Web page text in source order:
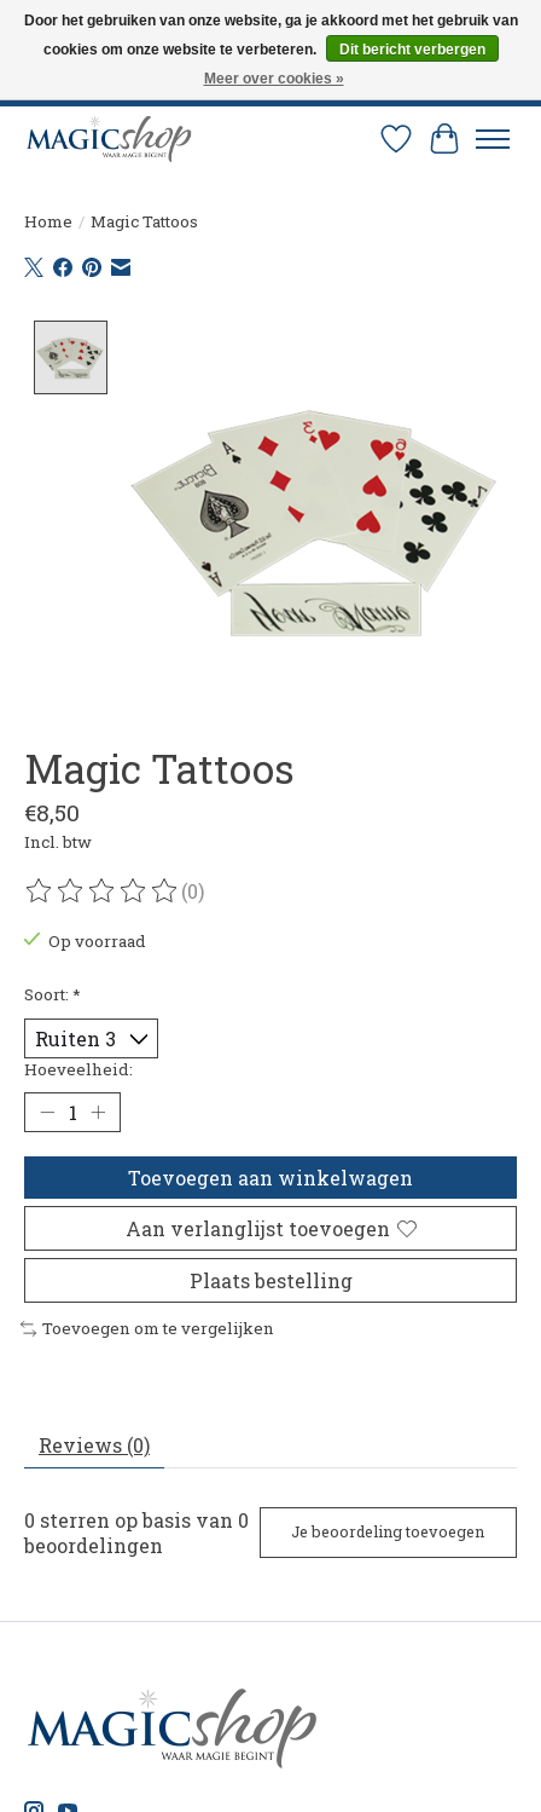
Altijd de nieuwste trucs op voorraad. Snelle verzending via PostNL en DHL.
Langskomen in onze winkel? Bel of mail om een afspraak te maken. 0251-
Verlanglijst
Home / Magic Tattoos
Magic Tattoos
€8,50
Incl. btw
De beoordeling van dit product is
(0)
Op voorraad
Soort: *
Hoeveelheid:
Toevoegen aan winkelwagen
Aan verlanglijst toevoegen
Plaats bestelling
Toevoegen om te vergelijken
Reviews (0)
0 sterren op basis van 0
beoordelingen
Je beoordeling toevoegen
Door het gebruiken van onze website, ga je akkoord met het gebruik van
cookies om onze website te verbeteren.
Dit bericht verbergen
Meer over cookies »